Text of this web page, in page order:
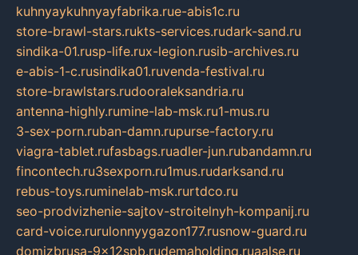
kuhnyaykuhnyayfabrika.rue-abis1c.ru
store-brawl-stars.rukts-services.rudark-sand.ru
sindika-01.rusp-life.rux-legion.rusib-archives.ru
e-abis-1-c.rusindika01.ruvenda-festival.ru
store-brawlstars.rudooraleksandria.ru
antenna-highly.rumine-lab-msk.ru1-mus.ru
3-sex-porn.ruban-damn.rupurse-factory.ru
viagra-tablet.rufasbags.ruadler-jun.rubandamn.ru
fincontech.ru3sexporn.ru1mus.rudarksand.ru
rebus-toys.ruminelab-msk.rurtdco.ru
seo-prodvizhenie-sajtov-stroitelnyh-kompanij.ru
card-voice.rurulonnyygazon177.rusnow-guard.ru
domizbrusa-9x12spb.rudemaholding.ruaalse.ru